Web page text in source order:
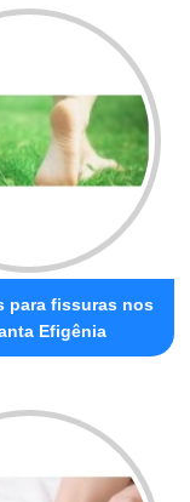
para fissuras nos
Efigênia